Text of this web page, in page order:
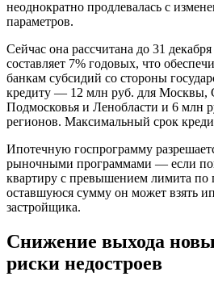
неоднократно продлевалась с
параметров.
Сейчас она рассчитана до 31 декабря
составляет 7% годовых, что
банкам субсидий со стороны
кредиту — 12 млн руб. для Москвы,
Подмосковья и Ленобласти и 6 млн
регионов. Максимальный срок
Ипотечную госпрограмму
рыночными программами — если
квартиру с превышением лимита по
оставшуюся сумму он может взять
застройщика.
Снижение выхода
риски недостроев